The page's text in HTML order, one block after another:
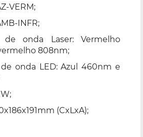
VERM;
INFR;
de onda Laser: Vermelho
808nm;
onda LED: Azul 460nm e
(CxLxA);